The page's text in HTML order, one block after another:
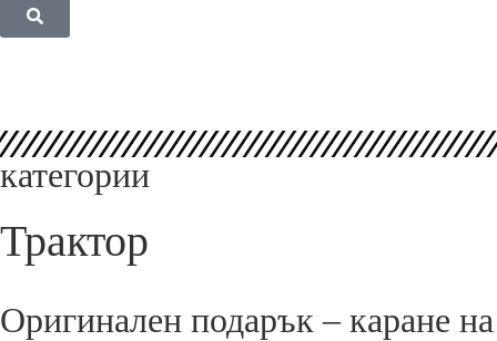
категории
Трактор
Оригинален подарък – каране на